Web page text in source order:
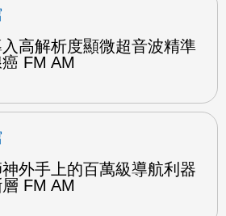
高解析度顯微超音波精準
FM AM
外手上的百萬級導航利器
FM AM